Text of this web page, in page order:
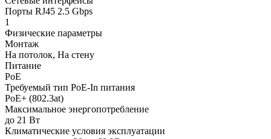
Порты RJ45 2.5 Gbps
1
Физические параметры
Монтаж
На потолок, На стену
Питание
PoE
Требуемый тип PoE-In питания
PoE+ (802.3at)
Максимальное энергопотребление
до 21 Вт
Климатические условия эксплуатации